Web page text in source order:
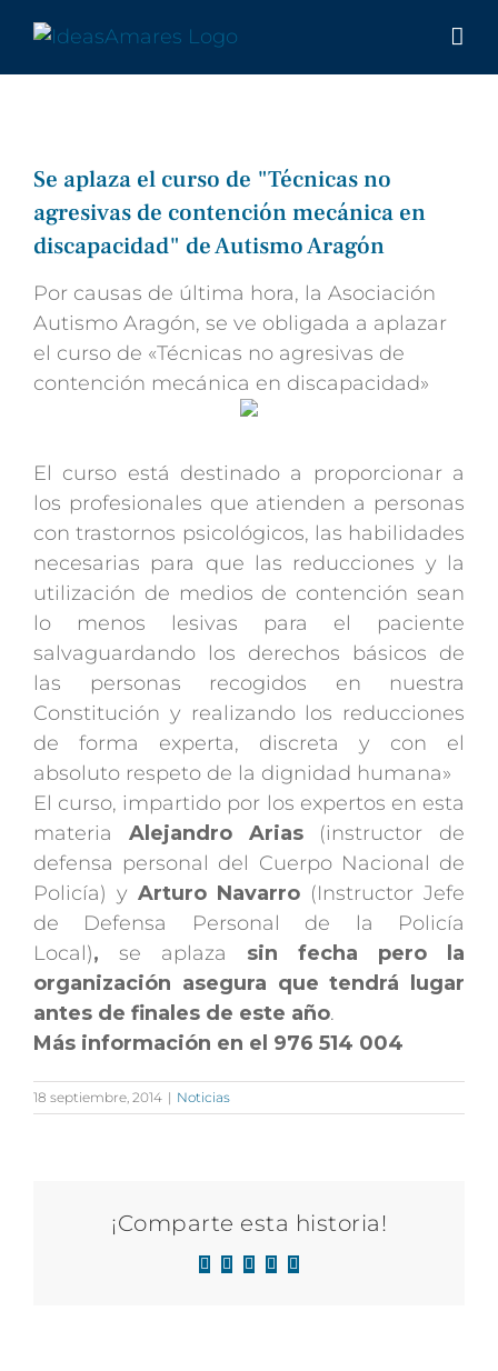
contenido
Se aplaza el curso de "Técnicas no
agresivas de contención mecánica en
discapacidad" de Autismo Aragón
Por causas de última hora, la Asociación
Autismo Aragón, se ve obligada a aplazar
el curso de «Técnicas no agresivas de
contención mecánica en discapacidad»
El curso está destinado a proporcionar a
los profesionales que atienden a personas
con trastornos psicológicos, las habilidades
necesarias para que las reducciones y la
utilización de medios de contención sean
lo menos lesivas para el paciente
salvaguardando los derechos básicos de
las personas recogidos en nuestra
Constitución y realizando los reducciones
de forma experta, discreta y con el
absoluto respeto de la dignidad humana»
El curso, impartido por los expertos en esta
materia Alejandro Arias(instructor de
defensa personal del Cuerpo Nacional de
Policía) y Arturo Navarro (Instructor Jefe
de Defensa Personal de la Policía
Local), se aplaza sin fecha pero la
organización asegura que tendrá lugar
antes de finales de este año.
Más información en el 976 514 004
18 septiembre, 2014 | Noticias
¡Comparte esta historia!
Facebook
X LinkedIn
WhatsApp
Correo